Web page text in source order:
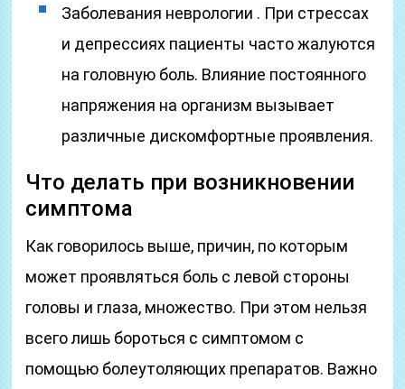
Заболевания неврологии . При стрессах
и депрессиях пациенты часто жалуются
на головную боль. Влияние постоянного
напряжения на организм вызывает
различные дискомфортные проявления.
Что делать при возникновении
симптома
Как говорилось выше, причин, по которым
может проявляться боль с левой стороны
головы и глаза, множество. При этом нельзя
всего лишь бороться с симптомом с
помощью болеутоляющих препаратов. Важно